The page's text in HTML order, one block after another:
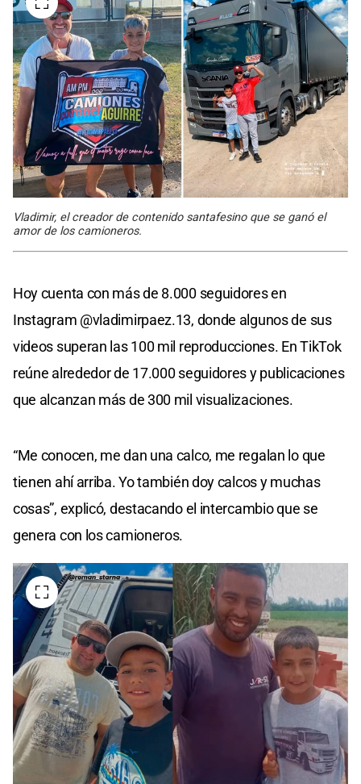
Vladimir, el creador de contenido santafesino que se ganó el
amor de los camioneros.
Hoy cuenta con más de 8.000 seguidores en
Instagram @vladimirpaez.13, donde algunos de sus
videos superan las 100 mil reproducciones. En TikTok
reúne alrededor de 17.000 seguidores y publicaciones
que alcanzan más de 300 mil visualizaciones.
“Me conocen, me dan una calco, me regalan lo que
tienen ahí arriba. Yo también doy calcos y muchas
cosas”, explicó, destacando el intercambio que se
genera con los camioneros.